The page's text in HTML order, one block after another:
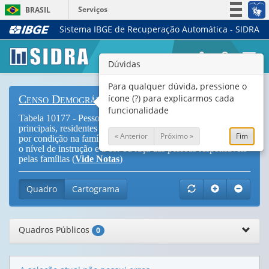
BRASIL
Serviços
Simplifique!
Legislação
Canais
Sistema IBGE de Recuperação Automática - SIDRA
Censo Demográfico
Tabela 10177 - Pessoas em famílias únicas e conviventes
principais, residentes em domicílios particulares permanentes,
por condição na família, segundo o sexo, os grupos de idade,
o nível de instrução e a cor ou raça das pessoas responsáveis
pelas famílias (Vide Notas)
Quadro Cartograma
Quadros Públicos 0
Dúvidas
Para qualquer dúvida, pressione o
ícone (?) para explicarmos cada
funcionalidade
« Anterior Próximo » Fim